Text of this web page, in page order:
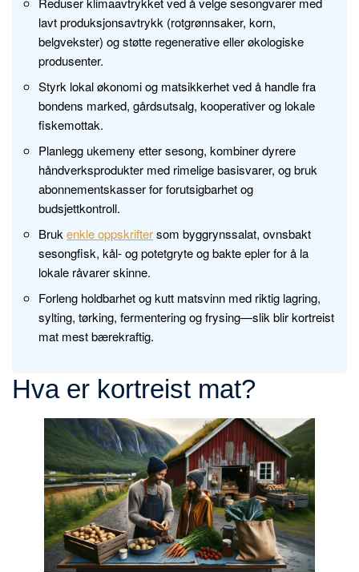
lavt produksjonsavtrykk (rotgrønnsaker, korn,
belgvekster) og støtte regenerative eller økologiske
produsenter.
Styrk lokal økonomi og matsikkerhet ved å handle fra
bondens marked, gårdsutsalg, kooperativer og lokale
fiskemottak.
Planlegg ukemeny etter sesong, kombiner dyrere
håndverksprodukter med rimelige basisvarer, og bruk
abonnementskasser for forutsigbarhet og
budsjettkontroll.
Bruk enkle oppskriftersom byggrynssalat, ovnsbakt
sesongfisk, kål- og potetgryte og bakte epler for å la
lokale råvarer skinne.
Forleng holdbarhet og kutt matsvinn med riktig lagring,
sylting, tørking, fermentering og frysing—slik blir kortreist
mat mest bærekraftig.
Hva er kortreist mat?